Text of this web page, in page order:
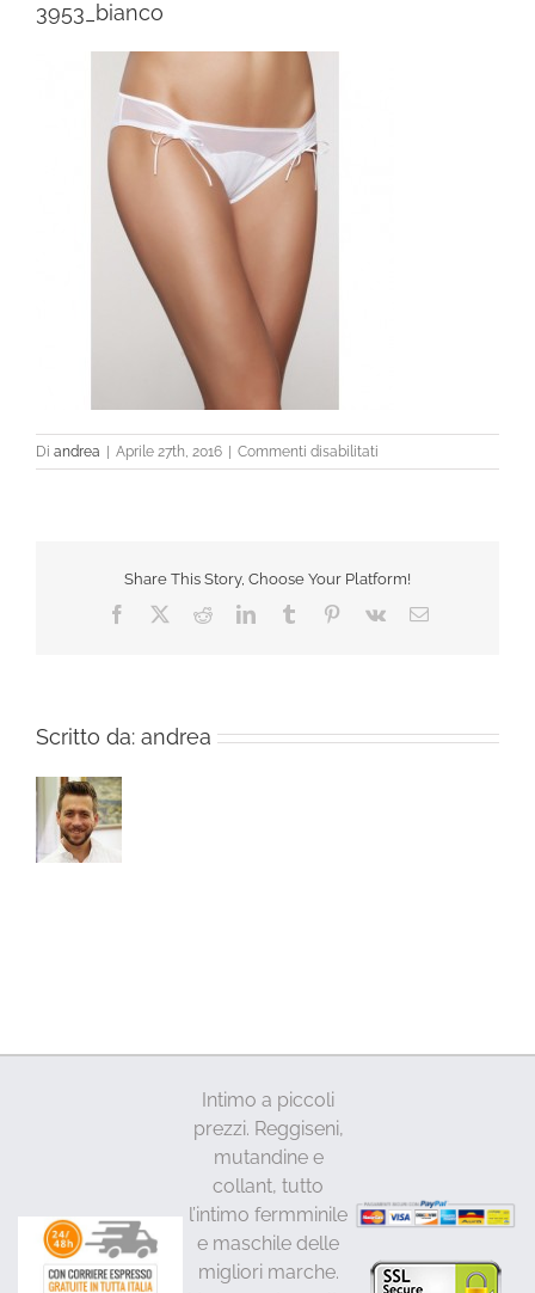
3953_bianco
Di andrea Aprile 27th, 2016 Commenti disabilitati
3953_bianco
Share This Story, Choose Your Platform!
Facebook RedditLinkedInTumblr Pinterest
Vk Email
Scritto da: andrea
Intimo a piccoli
prezzi. Reggiseni,
mutandine e
collant, tutto
l’intimo fermminile
e maschile delle
migliori marche.